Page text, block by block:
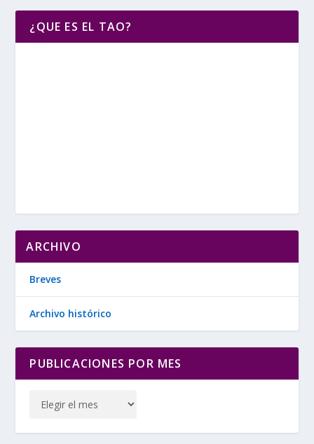
¿QUE ES EL TAO?
ARCHIVO
Breves
Archivo histórico
PUBLICACIONES POR MES